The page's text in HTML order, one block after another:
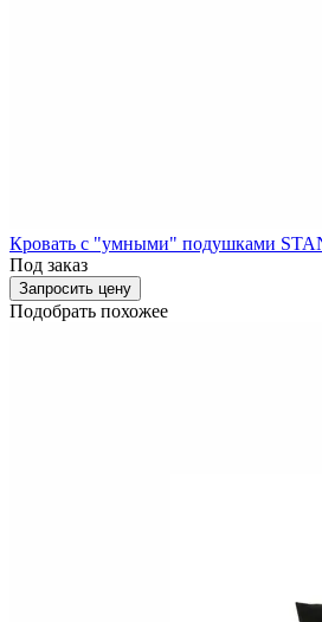
Кровать с "умными" подушками
Под заказ
Запросить цену
Подобрать похожее